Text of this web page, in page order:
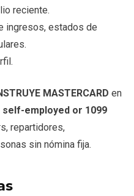
reciente.
ingresos, estados de
MASTERCARD en
employed or 1099
repartidores,
sin nómina fija.